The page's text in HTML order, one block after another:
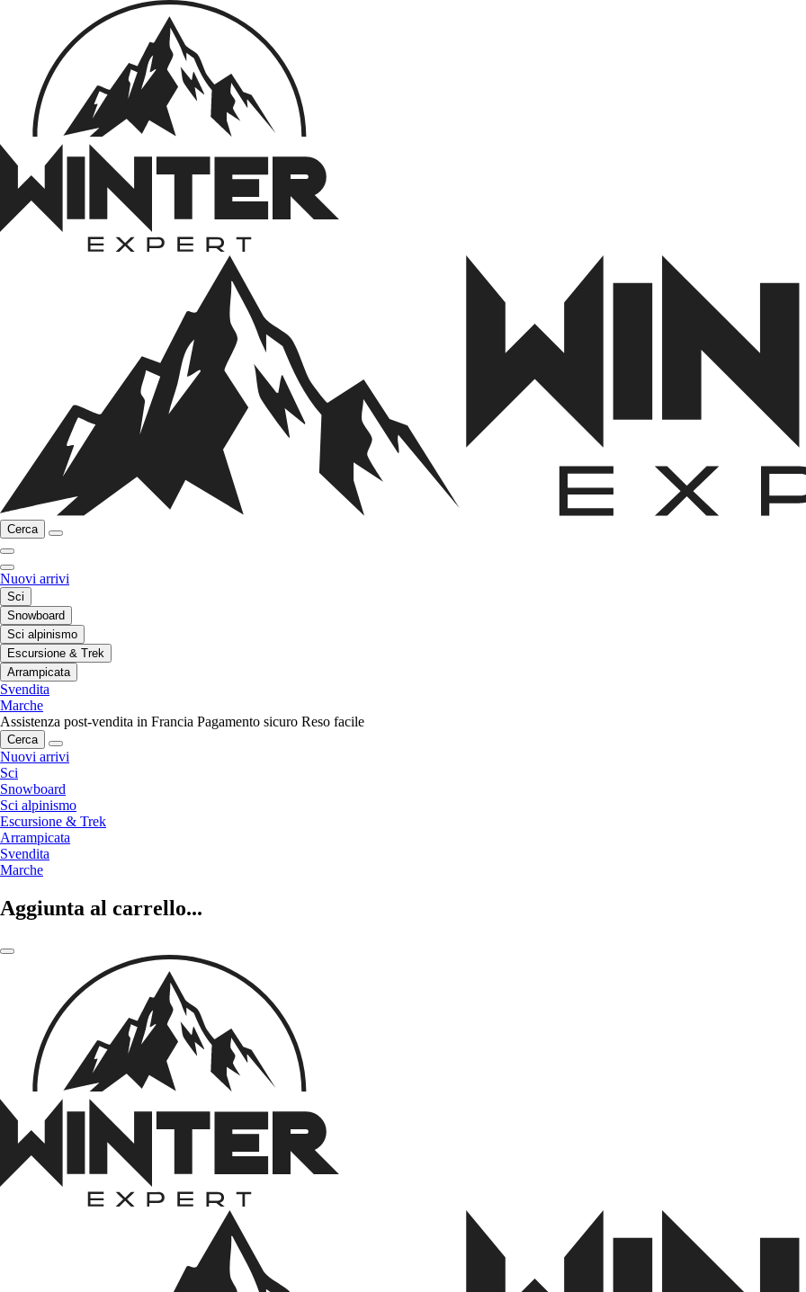
Cerca
Nuovi arrivi
Sci
Snowboard
Sci alpinismo
Escursione & Trek
Arrampicata
Svendita
Marche
Assistenza post-vendita in Francia Pagamento sicuro Reso facile
Cerca
Nuovi arrivi
Sci
Snowboard
Sci alpinismo
Escursione & Trek
Arrampicata
Svendita
Marche
Aggiunta al carrello...